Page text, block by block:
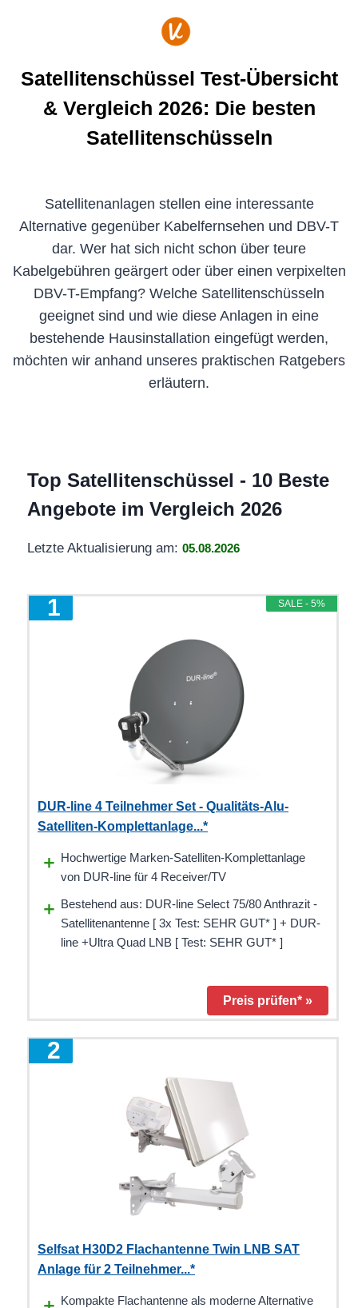
Satellitenschüssel Test-Übersicht
& Vergleich 2026: Die besten
Satellitenschüsseln
Satellitenanlagen stellen eine interessante
Alternative gegenüber Kabelfernsehen und DBV-T
dar. Wer hat sich nicht schon über teure
Kabelgebühren geärgert oder über einen verpixelten
DBV-T-Empfang? Welche Satellitenschüsseln
geeignet sind und wie diese Anlagen in eine
bestehende Hausinstallation eingefügt werden,
möchten wir anhand unseres praktischen Ratgebers
erläutern.
Top Satellitenschüssel - 10 Beste
Angebote im Vergleich 2026
Letzte Aktualisierung am: 05.08.2026
SALE - 5%
DUR-line 4 Teilnehmer Set - Qualitäts-Alu-
Satelliten-Komplettanlage...*
Hochwertige Marken-Satelliten-Komplettanlage
von DUR-line für 4 Receiver/TV
Bestehend aus: DUR-line Select 75/80 Anthrazit -
Satellitenantenne [ 3x Test: SEHR GUT* ] + DUR-
line +Ultra Quad LNB [ Test: SEHR GUT* ]
Preis prüfen* »
Selfsat H30D2 Flachantenne Twin LNB SAT
Anlage für 2 Teilnehmer...*
Kompakte Flachantenne als moderne Alternative